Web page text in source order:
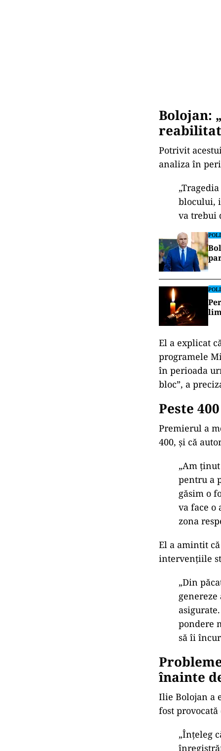
Bolojan:
Potrivit
analiza în
blocului,
va trebui
El a explicat
programele
în perioada
bloc”, a
Peste
Premierul a
400, și că
„Am ținut
pentru a
găsim o
va face o
zona
El a amintit
intervențiile
„Din p
pondere
să îi
înainte
Ilie Bolojan a
fost provocată
„Înțeleg
înregistr